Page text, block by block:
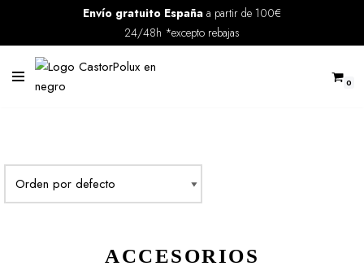
Saltar
contenido
Envío gratuito España a partir de 100€
24/48h *excepto rebajas
0
ACCESORIOS